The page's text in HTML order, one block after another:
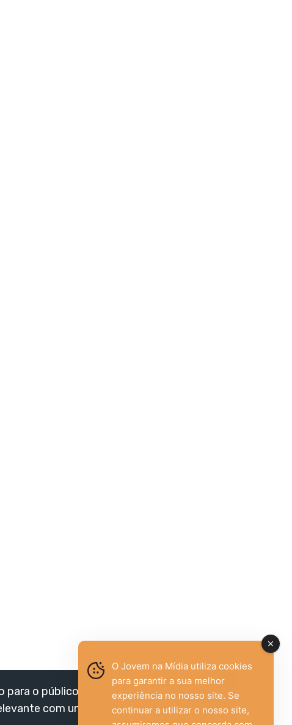
para o público jovem,
com um olhar
O Jovem na Mídia utiliza cookies
para garantir a sua melhor
experiência no nosso site. Se
continuar a utilizar o nosso site,